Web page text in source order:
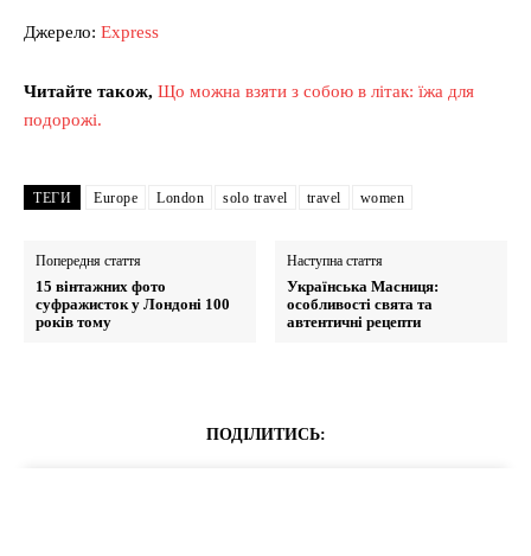
Джерело: Express
Читайте також, Що можна взяти з собою в літак: їжа для
подорожі.
ТЕГИ Europe London solo travel travel women
Попередня стаття
15 вінтажних фото
суфражисток у Лондоні 100
років тому
Наступна стаття
Українська Масниця:
особливості свята та
автентичні рецепти
ПОДІЛИТИСЬ: